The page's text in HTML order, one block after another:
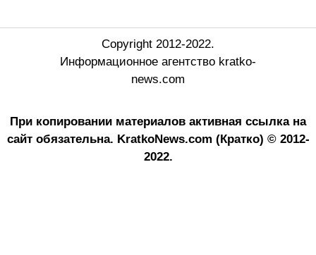
Copyright 2012-2022.
Информационное агентство kratko-
news.com
При копировании материалов активная ссылка на
сайт обязательна. KratkoNews.com (Кратко) © 2012-
2022.